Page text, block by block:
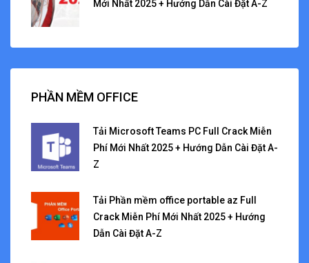
Mới Nhất 2025 + Hướng Dẫn Cài Đặt A-Z
PHẦN MỀM OFFICE
Tải Microsoft Teams PC Full Crack Miễn
Phí Mới Nhất 2025 + Hướng Dẫn Cài Đặt A-
Z
Tải Phần mềm office portable az Full
Crack Miễn Phí Mới Nhất 2025 + Hướng
Dẫn Cài Đặt A-Z